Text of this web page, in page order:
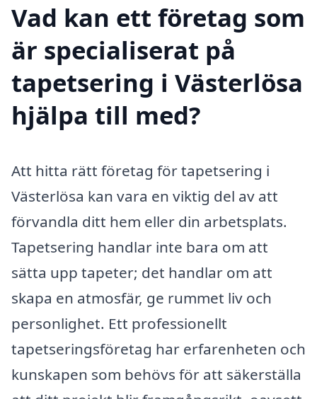
Vad kan ett företag som
är specialiserat på
tapetsering i Västerlösa
hjälpa till med?
Att hitta rätt företag för tapetsering i
Västerlösa kan vara en viktig del av att
förvandla ditt hem eller din arbetsplats.
Tapetsering handlar inte bara om att
sätta upp tapeter; det handlar om att
skapa en atmosfär, ge rummet liv och
personlighet. Ett professionellt
tapetseringsföretag har erfarenheten och
kunskapen som behövs för att säkerställa